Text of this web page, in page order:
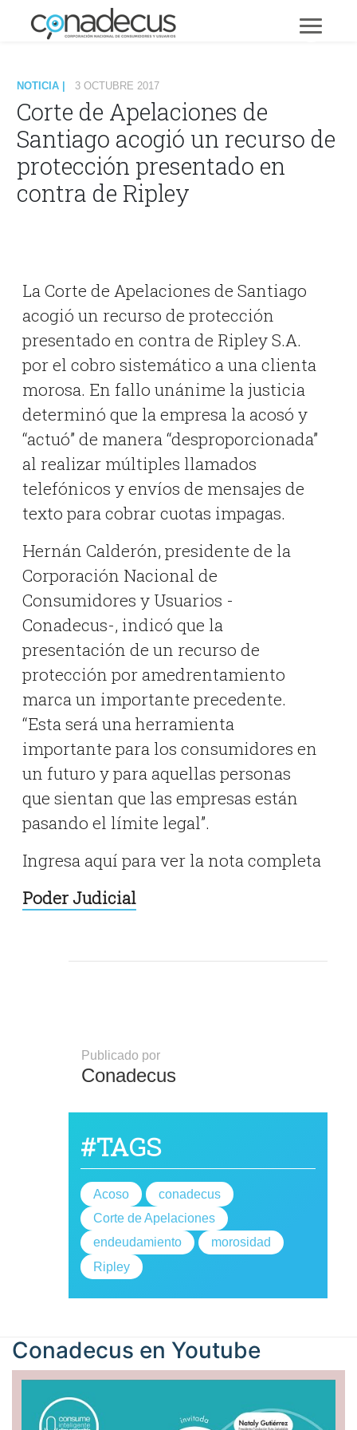
NOTICIA | 3 OCTUBRE 2017
Corte de Apelaciones de
Santiago acogió un recurso de
protección presentado en
contra de Ripley
La Corte de Apelaciones de Santiago
acogió un recurso de protección
presentado en contra de Ripley S.A.
por el cobro sistemático a una clienta
morosa. En fallo unánime la justicia
determinó que la empresa la acosó y
“actuó” de manera “desproporcionada”
al realizar múltiples llamados
telefónicos y envíos de mensajes de
texto para cobrar cuotas impagas.
Hernán Calderón, presidente de la
Corporación Nacional de
Consumidores y Usuarios -
Conadecus-, indicó que la
presentación de un recurso de
protección por amedrentamiento
marca un importante precedente.
“Esta será una herramienta
importante para los consumidores en
un futuro y para aquellas personas
que sientan que las empresas están
pasando el límite legal”.
Ingresa aquí para ver la nota completa
Poder Judicial
Publicado por
Conadecus
#TAGS
Acoso
conadecus
Corte de Apelaciones
endeudamiento
morosidad
Ripley
Conadecus en Youtube